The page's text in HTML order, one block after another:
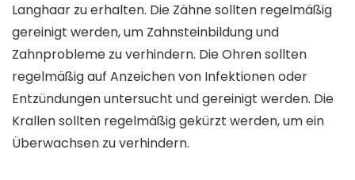
Langhaar zu erhalten. Die Zähne sollten regelmäßig
gereinigt werden, um Zahnsteinbildung und
Zahnprobleme zu verhindern. Die Ohren sollten
regelmäßig auf Anzeichen von Infektionen oder
Entzündungen untersucht und gereinigt werden. Die
Krallen sollten regelmäßig gekürzt werden, um ein
Überwachsen zu verhindern.